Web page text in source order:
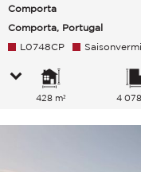
Comporta
Comporta, Portugal
L0748CP
428 m² 4 078